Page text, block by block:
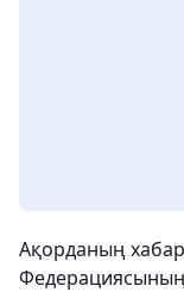
Ақорданың